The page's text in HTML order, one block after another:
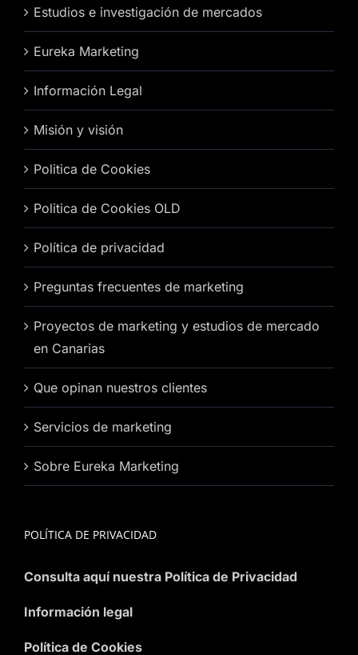
Estudios e investigación de mercados
Eureka Marketing
Información Legal
Misión y visión
Politica de Cookies
Politica de Cookies OLD
Política de privacidad
Preguntas frecuentes de marketing
Proyectos de marketing y estudios de mercado
en Canarias
Que opinan nuestros clientes
Servicios de marketing
Sobre Eureka Marketing
POLÍTICA DE PRIVACIDAD
Consulta aquí nuestra Política de Privacidad
Información legal
Política de Cookies